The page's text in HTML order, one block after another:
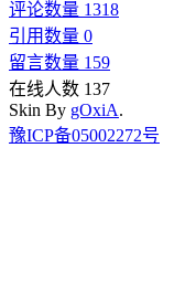
评论数量 1318
引用数量 0
留言数量 159
在线人数 137
Skin By gOxiA.
豫ICP备05002272号